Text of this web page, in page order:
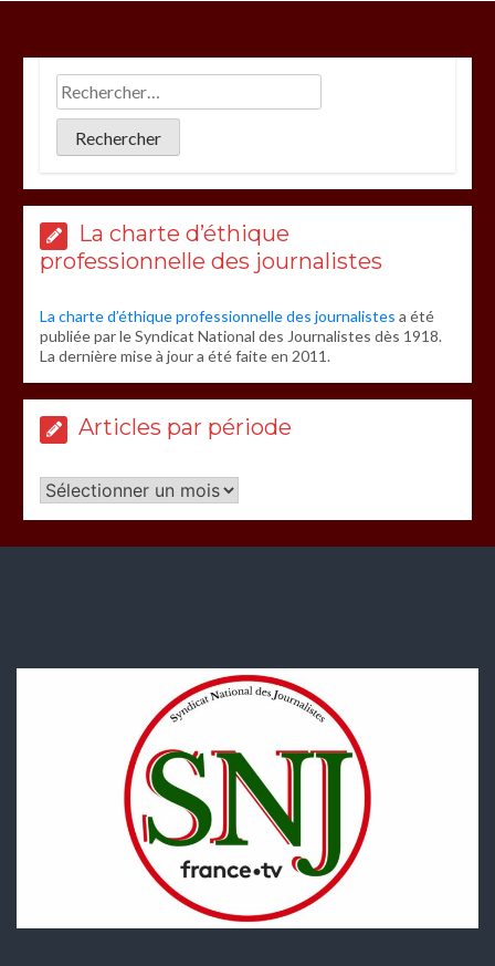
La charte d’éthique
professionnelle des journalistes
La charte d’éthique professionnelle des journalistes a été
publiée par le Syndicat National des Journalistes dès 1918.
La dernière mise à jour a été faite en 2011.
Articles par période
Articles
par
période